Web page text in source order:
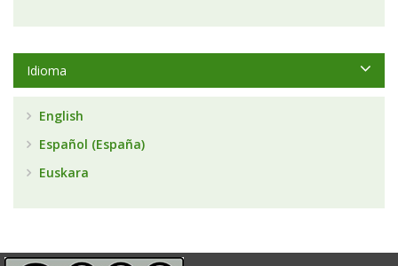
Idioma
English
Español (España)
Euskara